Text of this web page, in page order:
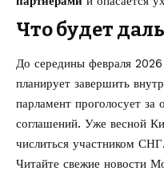
Что будет
До середины февраля
планирует завершить
парламент проголосует
соглашений. Уже весной
числиться участником СНГ.
Читайте свежие новости